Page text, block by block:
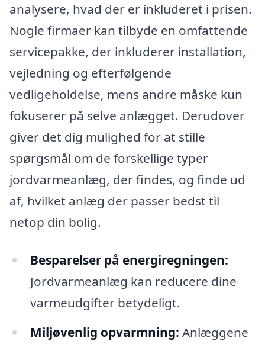
analysere, hvad der er inkluderet i prisen.
Nogle firmaer kan tilbyde en omfattende
servicepakke, der inkluderer installation,
vejledning og efterfølgende
vedligeholdelse, mens andre måske kun
fokuserer på selve anlægget. Derudover
giver det dig mulighed for at stille
spørgsmål om de forskellige typer
jordvarmeanlæg, der findes, og finde ud
af, hvilket anlæg der passer bedst til
netop din bolig.
Besparelser på energiregningen:
Jordvarmeanlæg kan reducere dine
varmeudgifter betydeligt.
Miljøvenlig opvarmning: Anlæggene